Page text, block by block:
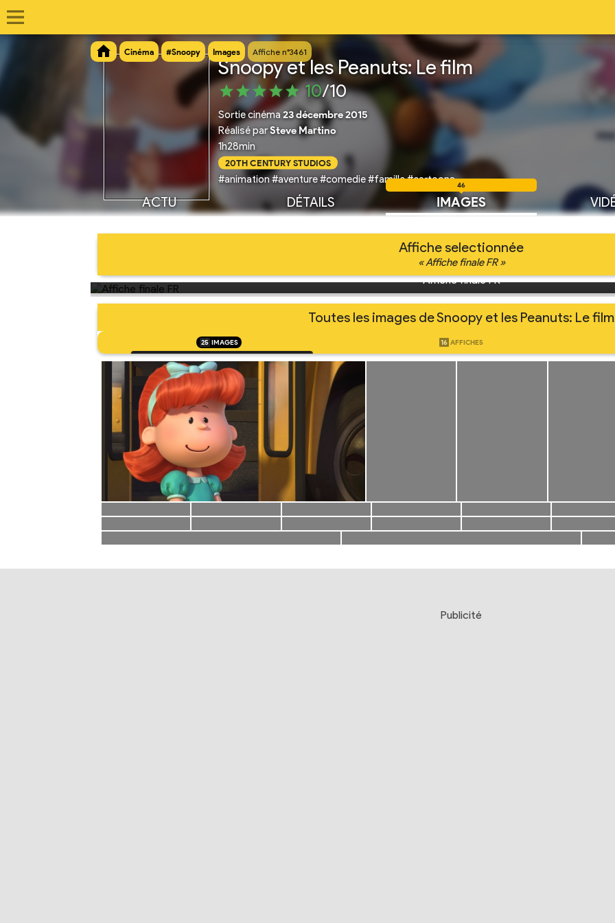
Cinéma #Snoopy Images Affiche n°3461
Snoopy et les Peanuts: Le film
10/10
Sortie cinéma 23 décembre 2015
Réalisé parSteve Martino
1h28min
20TH CENTURY STUDIOS
#animation #aventure #comedie #famille #cartoons
ACTU DÉTAILS IMAGES
46
Affiche selectionnée
« Affiche finale FR »
Affiche finale FR
Toutes les images de Snoopy et les Peanuts: Le film
25 IMAGES 16 AFFICHES
Publicité